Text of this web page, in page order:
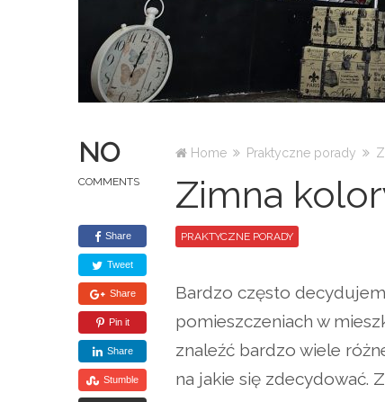
NO
COMMENTS
Share
Tweet
Share
Pin it
Share
Stumble
Home Praktyczne porady
Zimna
PRAKTYCZNE PORADY
Bardzo często
pomieszczeniach w
znaleźć bardzo wiele
na jakie się zdecydować.